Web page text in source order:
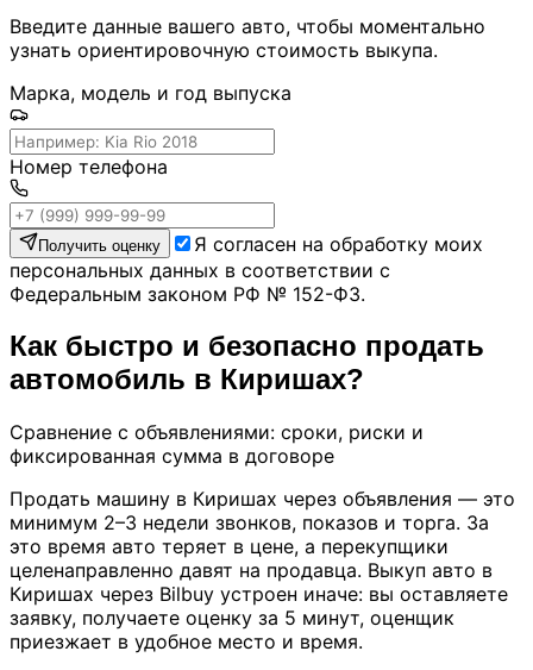
Введите данные вашего авто, чтобы моментально
узнать ориентировочную стоимость выкупа.
Марка, модель и год выпуска
Номер телефона
Получить оценку
Я согласен на обработку моих
персональных данных в соответствии с
Федеральным законом РФ № 152-ФЗ.
Как быстро и безопасно продать
автомобиль в Киришах?
Сравнение с объявлениями: сроки, риски и
фиксированная сумма в договоре
Продать машину в Киришах через объявления — это
минимум 2–3 недели звонков, показов и торга. За
это время авто теряет в цене, а перекупщики
целенаправленно давят на продавца. Выкуп авто в
Киришах через Bilbuy устроен иначе: вы оставляете
заявку, получаете оценку за 5 минут, оценщик
приезжает в удобное место и время.